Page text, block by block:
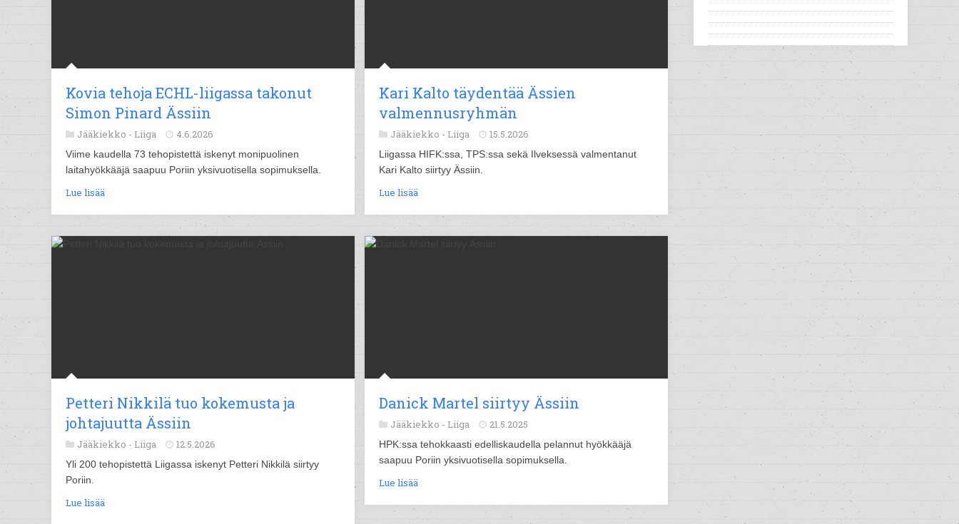
Kovia tehoja ECHL-liigassa takonut
Simon Pinard Ässiin
Jääkiekko - Liiga 4.6.2026
Viime kaudella 73 tehopistettä iskenyt monipuolinen
laitahyökkääjä saapuu Poriin yksivuotisella sopimuksella.
Lue lisää
Kari Kalto täydentää Ässien
valmennusryhmän
Jääkiekko - Liiga 15.5.2026
Liigassa HIFK:ssa, TPS:ssa sekä Ilveksessä valmentanut
Kari Kalto siirtyy Ässiin.
Lue lisää
Petteri Nikkilä tuo kokemusta ja
johtajuutta Ässiin
Jääkiekko - Liiga 12.5.2026
Yli 200 tehopistettä Liigassa iskenyt Petteri Nikkilä siirtyy
Poriin.
Lue lisää
Danick Martel siirtyy Ässiin
Jääkiekko - Liiga 21.5.2025
HPK:ssa tehokkaasti edelliskaudella pelannut hyökkääjä
saapuu Poriin yksivuotisella sopimuksella.
Lue lisää